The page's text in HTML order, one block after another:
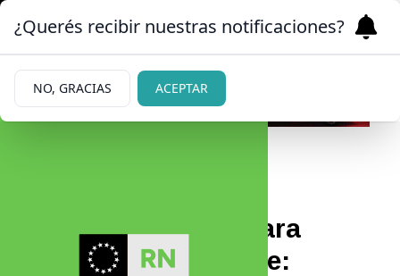
Defensa personal para
mujeres en Bariloche:
¿Querés recibir nuestras notificaciones?
NO, GRACIAS ACEPTAR